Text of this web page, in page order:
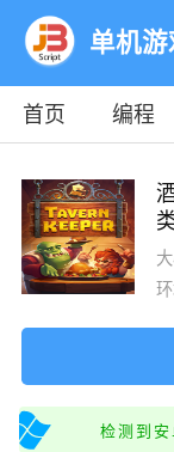
单机
首页 编程
检测到